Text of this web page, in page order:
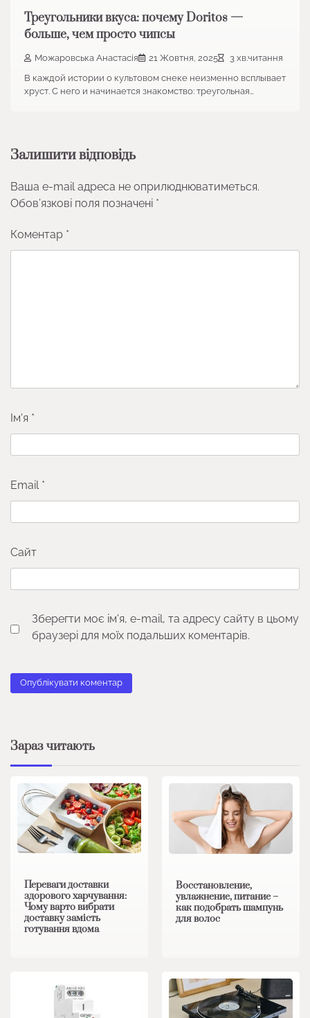
Треугольники вкуса: почему Doritos —
больше, чем просто чипсы
Можаровська Анастасія 21 Жовтня, 2025
3 хв.читання
В каждой истории о культовом снеке неизменно всплывает
хруст. С него и начинается знакомство: треугольная…
Залишити відповідь
Ваша e-mail адреса не оприлюднюватиметься.
Обов’язкові поля позначені *
Коментар *
Ім'я *
Email *
Сайт
Зберегти моє ім'я, e-mail, та адресу сайту в цьому
браузері для моїх подальших коментарів.
Зараз читають
Переваги доставки
здорового харчування:
Чому варто вибрати
доставку замість
готування вдома
Восстановление,
увлажнение, питание –
как подобрать шампунь
для волос